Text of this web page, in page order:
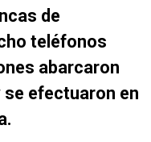
de
teléfonos
abarcaron
se efectuaron en